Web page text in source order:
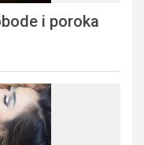
i poroka